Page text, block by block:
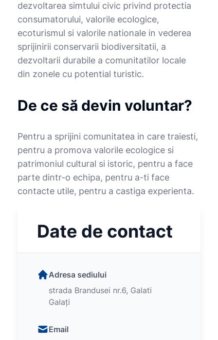
dezvoltarea simtului civic privind protectia
consumatorului, valorile ecologice,
ecoturismul si valorile nationale in vederea
sprijinirii conservarii biodiversitatii, a
dezvoltarii durabile a comunitatilor locale
din zonele cu potential turistic.
De ce să devin voluntar?
Pentru a sprijini comunitatea in care traiesti,
pentru a promova valorile ecologice si
patrimoniul cultural si istoric, pentru a face
parte dintr-o echipa, pentru a-ti face
contacte utile, pentru a castiga experienta.
Date de contact
Adresa sediului
strada Brandusei nr.6, Galati
Galați
Email